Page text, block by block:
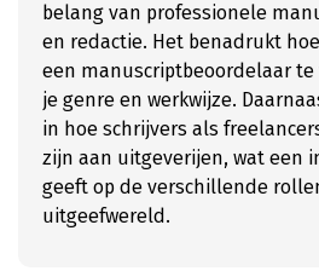
belang van professionele
en redactie. Het benadrukt
een manuscriptbeoordelaar
je genre en werkwijze.
in hoe schrijvers als
zijn aan uitgeverijen, wat een
geeft op de verschillende
uitgeefwereld.